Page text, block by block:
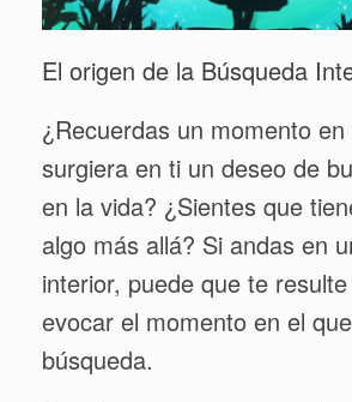
El origen de la Búsqueda
¿Recuerdas un momento
surgiera en ti un deseo de
en la vida? ¿Sientes que
algo más allá? Si andas en
interior, puede que te
evocar el momento en el
búsqueda.